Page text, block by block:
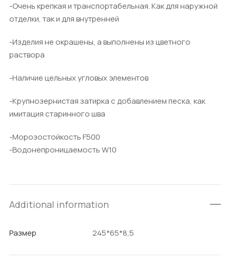
-Очень крепкая и транспортабельная. Как для наружной
отделки, так и для внутренней
-Изделия не окрашены, а выполнены из цветного
раствора
-Наличие цельных угловых элементов
-Крупнозернистая затирка с добавлением песка, как
имитация старинного шва
-Морозостойкость F500
-Водонепроницаемость W10
Additional information
Размер 245*65*8,5